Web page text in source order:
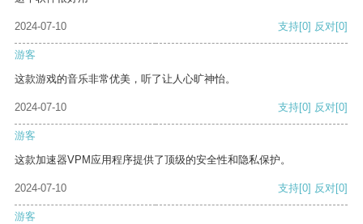
2024-07-10 支持[0] 反对[0]
游客
这款游戏的音乐非常优美，听了让人心旷神怡。
2024-07-10 支持[0] 反对[0]
游客
这款加速器VPM应用程序提供了顶级的安全性和隐私保护。
2024-07-10 支持[0] 反对[0]
游客